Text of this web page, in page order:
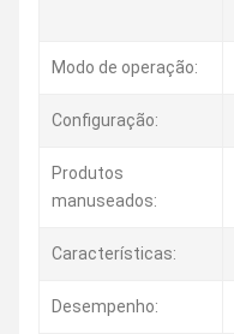
Modo de operação:
Configuração:
Produtos
manuseados:
Características:
Desempenho: